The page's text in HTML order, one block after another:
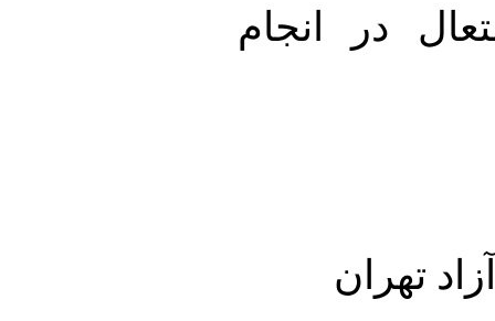
در انجام
تهران